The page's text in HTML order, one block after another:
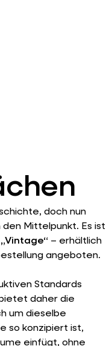
doch nun
Mittelpunkt. Es ist
„Vintage“ – erhältlich
angeboten.
Standards
daher die
um dieselbe
so konzipiert ist,
einfügt, ohne